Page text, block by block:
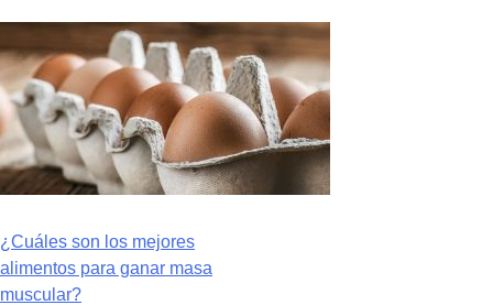
Navegación
de
¿Cuáles son los mejores
alimentos para ganar masa
muscular?